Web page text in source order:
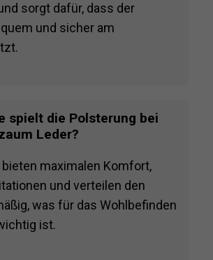
sorgt dafür, dass der
und sicher am
spielt die Polsterung bei
Leder?
maximalen Komfort,
und verteilen den
was für das Wohlbefinden
ist.